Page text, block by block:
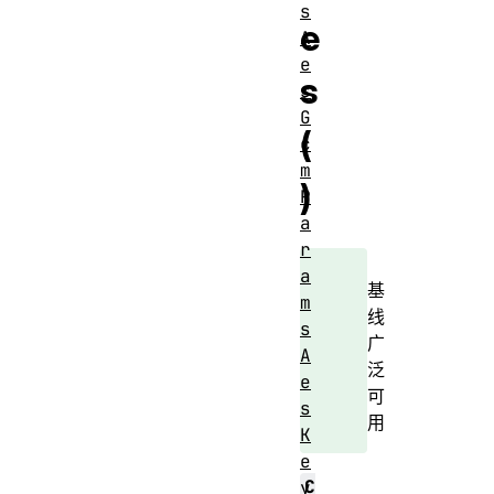
e
s
(
)
基
线
广
泛
可
用
C
s
A
e
s
G
c
m
P
a
r
a
m
s
A
e
s
K
e
y